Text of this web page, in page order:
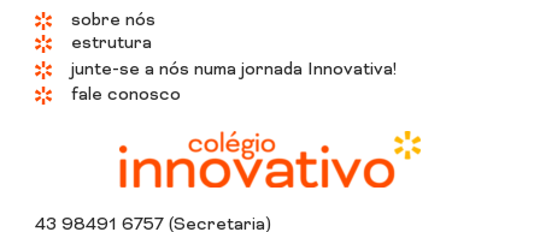
sobre nós
estrutura
junte-se a nós numa jornada Innovativa!
fale conosco
43 98491 6757 (Secretaria)